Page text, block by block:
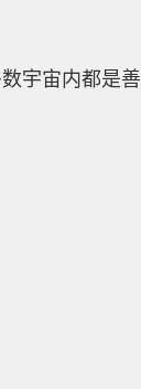
宇宙内都是善